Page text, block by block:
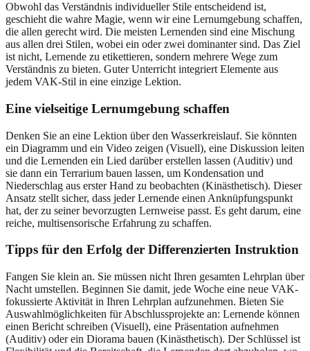
Obwohl das Verständnis individueller Stile entscheidend ist,
geschieht die wahre Magie, wenn wir eine Lernumgebung schaffen,
die allen gerecht wird. Die meisten Lernenden sind eine Mischung
aus allen drei Stilen, wobei ein oder zwei dominanter sind. Das Ziel
ist nicht, Lernende zu etikettieren, sondern mehrere Wege zum
Verständnis zu bieten. Guter Unterricht integriert Elemente aus
jedem VAK-Stil in eine einzige Lektion.
Eine vielseitige Lernumgebung schaffen
Denken Sie an eine Lektion über den Wasserkreislauf. Sie könnten
ein Diagramm und ein Video zeigen (Visuell), eine Diskussion leiten
und die Lernenden ein Lied darüber erstellen lassen (Auditiv) und
sie dann ein Terrarium bauen lassen, um Kondensation und
Niederschlag aus erster Hand zu beobachten (Kinästhetisch). Dieser
Ansatz stellt sicher, dass jeder Lernende einen Anknüpfungspunkt
hat, der zu seiner bevorzugten Lernweise passt. Es geht darum, eine
reiche, multisensorische Erfahrung zu schaffen.
Tipps für den Erfolg der Differenzierten Instruktion
Fangen Sie klein an. Sie müssen nicht Ihren gesamten Lehrplan über
Nacht umstellen. Beginnen Sie damit, jede Woche eine neue VAK-
fokussierte Aktivität in Ihren Lehrplan aufzunehmen. Bieten Sie
Auswahlmöglichkeiten für Abschlussprojekte an: Lernende können
einen Bericht schreiben (Visuell), eine Präsentation aufnehmen
(Auditiv) oder ein Diorama bauen (Kinästhetisch). Der Schlüssel ist